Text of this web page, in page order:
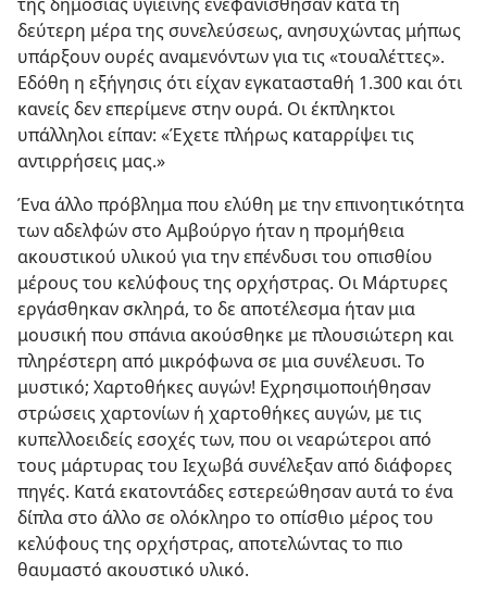
δεύτερη μέρα της συνελεύσεως, ανησυχώντας μήπως
υπάρξουν ουρές αναμενόντων για τις «τουαλέττες».
Εδόθη η εξήγησις ότι είχαν εγκατασταθή 1.300 και ότι
κανείς δεν επερίμενε στην ουρά. Οι έκπληκτοι
υπάλληλοι είπαν: «Έχετε πλήρως καταρρίψει τις
αντιρρήσεις μας.»
Ένα άλλο πρόβλημα που ελύθη με την επινοητικότητα
των αδελφών στο Αμβούργο ήταν η προμήθεια
ακουστικού υλικού για την επένδυσι του οπισθίου
μέρους του κελύφους της ορχήστρας. Οι Μάρτυρες
εργάσθηκαν σκληρά, το δε αποτέλεσμα ήταν μια
μουσική που σπάνια ακούσθηκε με πλουσιώτερη και
πληρέστερη από μικρόφωνα σε μια συνέλευσι. Το
μυστικό; Χαρτοθήκες αυγών! Εχρησιμοποιήθησαν
στρώσεις χαρτονίων ή χαρτοθήκες αυγών, με τις
κυπελλοειδείς εσοχές των, που οι νεαρώτεροι από
τους μάρτυρας του Ιεχωβά συνέλεξαν από διάφορες
πηγές. Κατά εκατοντάδες εστερεώθησαν αυτά το ένα
δίπλα στο άλλο σε ολόκληρο το οπίσθιο μέρος του
κελύφους της ορχήστρας, αποτελώντας το πιο
θαυμαστό ακουστικό υλικό.